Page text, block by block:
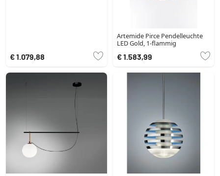
€ 1.079,88
Artemide Pirce Pendelleuchte
LED Gold, 1-flammig
€ 1.583,99